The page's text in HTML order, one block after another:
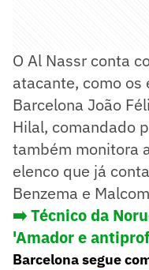
O Al Nassr conta
atacante, como os
Barcelona João
Hilal, comandado
também monitora
elenco que já
Benzema e
➡️Técnico da
'Amador e
Barcelona segue